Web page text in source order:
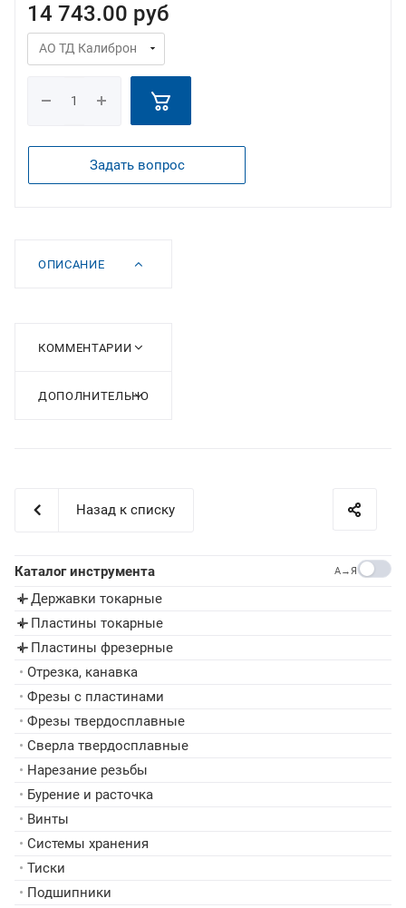
14 743.00 руб
Задать вопрос
ОПИСАНИЕ
КОММЕНТАРИИ
ДОПОЛНИТЕЛЬНО
Назад к списку
Каталог инструмента A→Я
▸ Державки токарные
▸ Пластины токарные
▸ Пластины фрезерные
• Отрезка, канавка
• Фрезы с пластинами
• Фрезы твердосплавные
• Сверла твердосплавные
• Нарезание резьбы
• Бурение и расточка
• Винты
• Системы хранения
• Тиски
• Подшипники